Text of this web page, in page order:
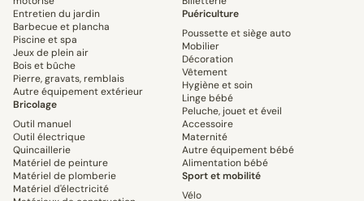
Entretien du jardin
Barbecue et plancha
Piscine et spa
Jeux de plein air
Bois et bûche
Pierre, gravats, remblais
Autre équipement extérieur
Bricolage
Outil manuel
Outil électrique
Quincaillerie
Matériel de peinture
Matériel de plomberie
Matériel d'électricité
Puériculture
Poussette et siège auto
Mobilier
Décoration
Vêtement
Hygiène et soin
Linge bébé
Peluche, jouet et éveil
Accessoire
Maternité
Autre équipement bébé
Alimentation bébé
Sport et mobilité
Vélo